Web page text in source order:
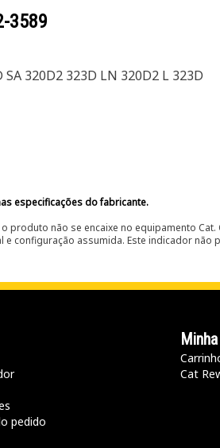
3589
320D2 323D LN 320D2 L 323D
especificações do fabricante.
não se encaixe no equipamento
configuração assumida. Este indicador
pedido
Cat